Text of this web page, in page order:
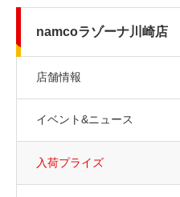
namcoラゾーナ川崎店
店舗情報
イベント&ニュース
入荷プライズ